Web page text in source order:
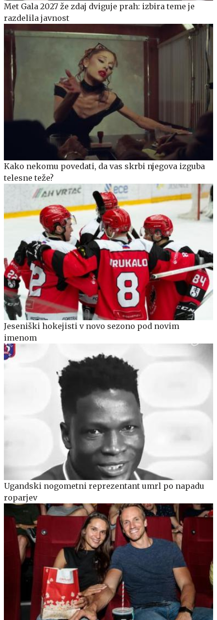
Met Gala 2027 že zdaj dviguje prah: izbira teme je
razdelila javnost
Kako nekomu povedati, da vas skrbi njegova izguba
telesne teže?
Jeseniški hokejisti v novo sezono pod novim
imenom
Ugandski nogometni reprezentant umrl po napadu
roparjev